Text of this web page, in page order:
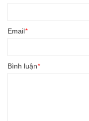
Email*
Bình luận*